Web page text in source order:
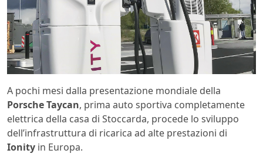
A pochi mesi dalla presentazione mondiale della
Porsche Taycan, prima auto sportiva completamente
elettrica della casa di Stoccarda, procede lo sviluppo
dell’infrastruttura di ricarica ad alte prestazioni di
Ionity in Europa.